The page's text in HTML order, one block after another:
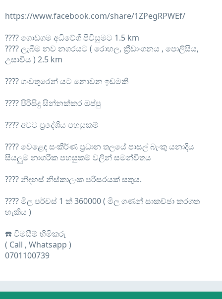
https://www.facebook.com/share/1ZPegRPWEf/
????️ ගොඩගම අධිවේගී පිවිසුමට 1.5 km
????️ ලැබීම නව නගරයට ( රොහල, ක්‍රීඩාංගනය , පොලිසිය,
උසාවිය ) 2.5 km
????️ ගංවතුරෙන් යට නොවන ඉඩමකි
????️ පිරිසිදු සින්නක්කර ඔප්පු
???? අවට ප්‍රදේශිය පහසුකම්
???? වෙළෙඳ සංකීර්ණ ප්‍රධාන තලයේ පාසල් බැංකු යනාදීය
සියලුම නාගරික පහසුකම් වලින් සමන්විතය
???? නිදහස් නිස්කාලංක පරිසරයක් සතුය.
???? මිල පර්චස් 1 ක් 360000 ( මිල ගණන් සාකච්ඡා කරගත
හැකිය )
☎️ විමසීම් හිමිකරු
( Call , Whatsapp )
0701100739